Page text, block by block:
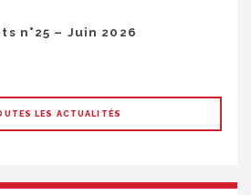
n°25 – Juin 2026
LES ACTUALITÉS